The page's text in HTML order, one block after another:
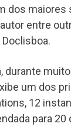
dos maiores
entre
durante
um dos
12
para 20